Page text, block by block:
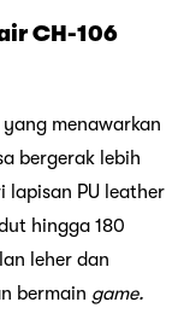
CH-106
menawarkan
bergerak lebih
lapisan PU leather
hingga 180
leher dan
bermain game.